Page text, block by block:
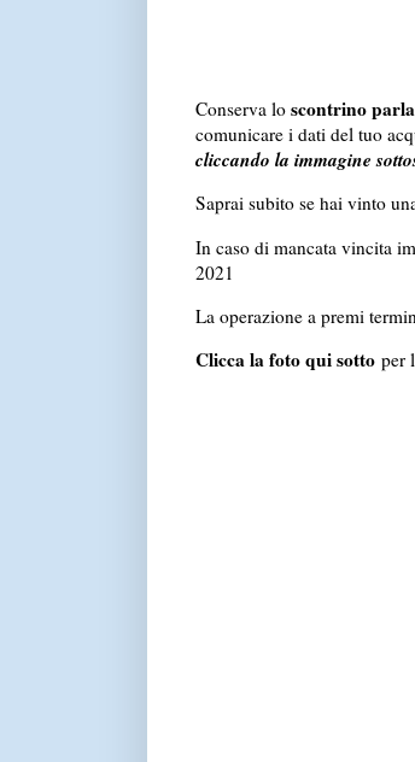
Conserva lo scontrino
comunicare i dati del tuo
cliccando la immagine
Saprai subito se hai vinto
In caso di mancata vincita
2021
La operazione a premi
Clicca la foto qui sottoper